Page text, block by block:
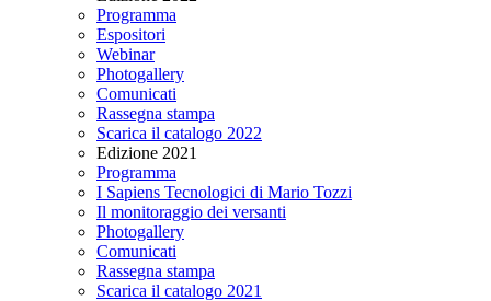
Programma
Espositori
Webinar
Photogallery
Comunicati
Rassegna stampa
Scarica il catalogo 2022
Edizione 2021
Programma
I Sapiens Tecnologici di Mario Tozzi
Il monitoraggio dei versanti
Photogallery
Comunicati
Rassegna stampa
Scarica il catalogo 2021